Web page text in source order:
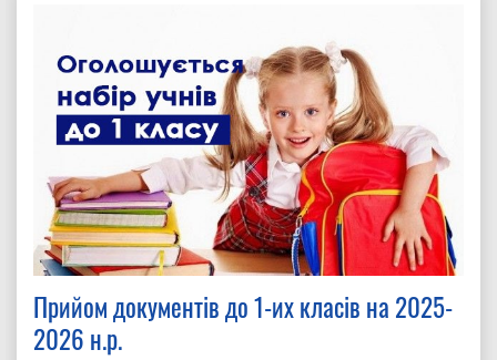
Прийом документів до 1-их класів на 2025-
2026 н.р.